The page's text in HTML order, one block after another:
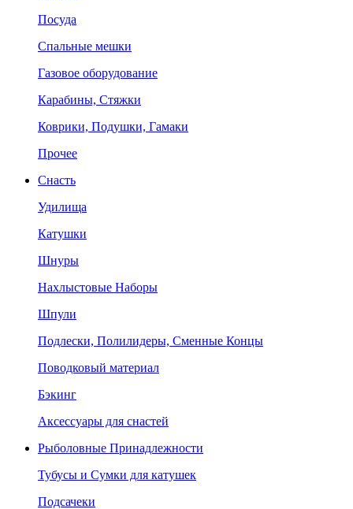
Посуда
Спальные мешки
Газовое оборудование
Карабины, Стяжки
Коврики, Подушки, Гамаки
Прочее
Снасть
Удилища
Катушки
Шнуры
Нахлыстовые Наборы
Шпули
Подлески, Полилидеры, Сменные Концы
Поводковый материал
Бэкинг
Аксессуары для снастей
Рыболовные Принадлежности
Тубусы и Сумки для катушек
Подсачеки